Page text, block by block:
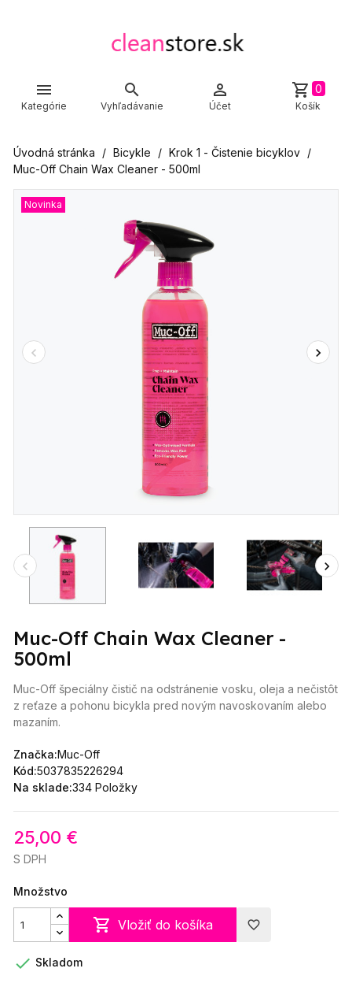

Kategórie

Vyhľadávanie

Účet
shopping_cart 0
Košík
Úvodná stránka Bicykle
Krok 1 - Čistenie bicyklov
Muc-Off Chain Wax Cleaner - 500ml
Novinka
Muc-Off Chain Wax Cleaner -
500ml
Muc-Off špeciálny čistič na odstránenie vosku, oleja a nečistôt
z reťaze a pohonu bicykla pred novým navoskovaním alebo
mazaním.
Značka:Muc-Off
Kód:5037835226294
Na sklade:334 Položky
25,00 €
S DPH
Množstvo
 Vložiť do košíka favorite_border
 Skladom